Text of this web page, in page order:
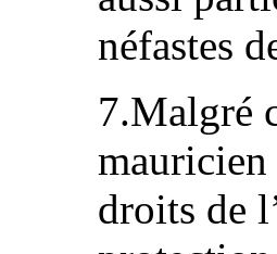
néfastes
7.Malgré
mauricien
droits de